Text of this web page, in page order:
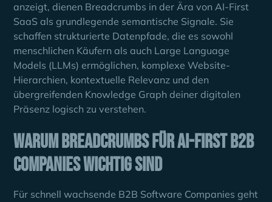
anzeigt, dienen Breadcrumbs in der Ära von AI-First
SaaS als grundlegende semantische Signale. Sie
schaffen strukturierte Datenpfade, die es sowohl
menschlichen Käufern als auch Large Language
Models (LLMs) ermöglichen, komplexe Website-
Hierarchien, kontextuelle Relevanz und den
übergreifenden Knowledge Graph deiner digitalen
Präsenz logisch zu verstehen.
Warum Breadcrumbs für AI-First B2B
Companies wichtig sind
Für schnell wachsende B2B Software Companies geht